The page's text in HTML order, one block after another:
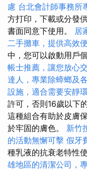
慮 台北會計師事務所
方打印，下載或分發
書面同意下使用。 居
二手攤車，提供高效
中，您可以啟動用戶
帳士推薦，讓您放心
達人，專業除蟑螂及
設施，適合需要安靜
許可，否則16歲以下
這種組合有助於皮膚
於牢固的膚色。 新竹
的活動無懈可擊 假牙
種乳液的抗衰老特性
雄地區的清潔公司，